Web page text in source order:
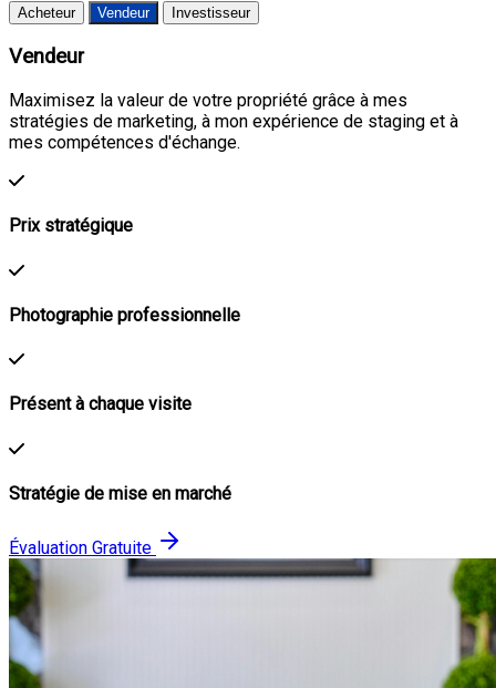
Acheteur Vendeur Investisseur
Vendeur
Maximisez la valeur de votre propriété grâce à mes
stratégies de marketing, à mon expérience de staging et à
mes compétences d'échange.
Prix stratégique
Photographie professionnelle
Présent à chaque visite
Stratégie de mise en marché
Évaluation Gratuite